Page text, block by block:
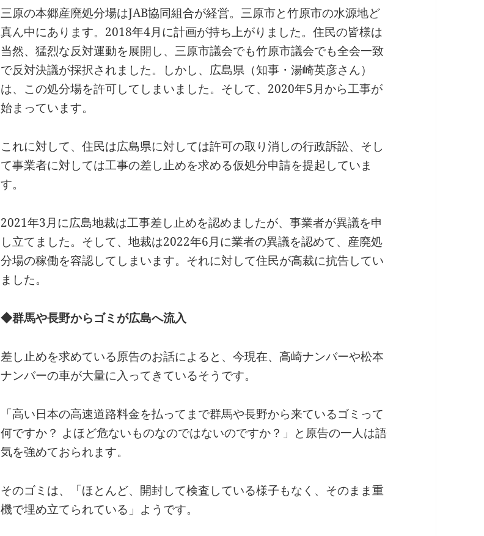
三原の本郷産廃処分場はJAB協同組合が経営。三原市と竹原市の水源地ど
真ん中にあります。2018年4月に計画が持ち上がりました。住民の皆様は
当然、猛烈な反対運動を展開し、三原市議会でも竹原市議会でも全会一致
で反対決議が採択されました。しかし、広島県（知事・湯崎英彦さん）
は、この処分場を許可してしまいました。そして、2020年5月から工事が
始まっています。
これに対して、住民は広島県に対しては許可の取り消しの行政訴訟、そし
て事業者に対しては工事の差し止めを求める仮処分申請を提起していま
す。
2021年3月に広島地裁は工事差し止めを認めましたが、事業者が異議を申
し立てました。そして、地裁は2022年6月に業者の異議を認めて、産廃処
分場の稼働を容認してしまいます。それに対して住民が高裁に抗告してい
ました。
◆群馬や長野からゴミが広島へ流入
差し止めを求めている原告のお話によると、今現在、高崎ナンバーや松本
ナンバーの車が大量に入ってきているそうです。
「高い日本の高速道路料金を払ってまで群馬や長野から来ているゴミって
何ですか？ よほど危ないものなのではないのですか？」と原告の一人は語
気を強めておられます。
そのゴミは、「ほとんど、開封して検査している様子もなく、そのまま重
機で埋め立てられている」ようです。